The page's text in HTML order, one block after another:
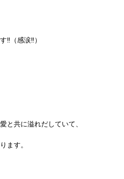
‼︎（感涙‼︎）
と共に溢れだしていて、
ます。